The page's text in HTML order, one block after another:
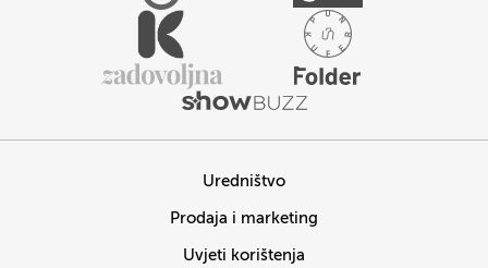
Uredništvo
Prodaja i marketing
Uvjeti korištenja